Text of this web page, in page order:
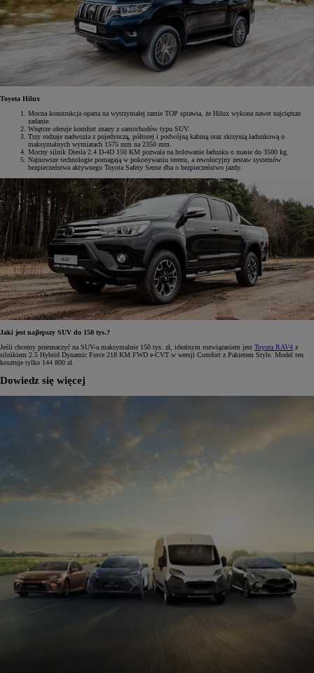
Toyota Hilux
Mocna konstrukcja oparta na wytrzymałej ramie TOP sprawia, że Hilux wykona nawet najcięższe
zadanie.
Wnętrze oferuje komfort znany z samochodów typu SUV.
Trzy rodzaje nadwozia z pojedynczą, półtorej i podwójną kabiną oraz skrzynią ładunkową o
maksymalnych wymiarach 1575 mm na 2350 mm.
Mocny silnik Diesla 2.4 D-4D 150 KM pozwala na holowanie ładunku o masie do 3500 kg.
Najnowsze technologie pomagają w pokonywaniu terenu, a rewolucyjny zestaw systemów
bezpieczeństwa aktywnego Toyota Safety Sense dba o bezpieczeństwo jazdy.
Jaki jest najlepszy SUV do 150 tys.?
Jeśli chcemy przeznaczyć na SUV-a maksymalnie 150 tys. zł, idealnym rozwiązaniem jest Toyota RAV4 z
silnikiem 2.5 Hybrid Dynamic Force 218 KM FWD e-CVT w wersji Comfort z Pakietem Style. Model ten
kosztuje tylko 144 800 zł.
Dowiedz się więcej